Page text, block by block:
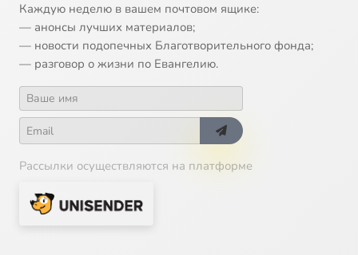
Каждую неделю в вашем почтовом ящике:
— анонсы лучших материалов;
— новости подопечных Благотворительного фонда;
— разговор о жизни по Евангелию.
Рассылки осуществляются на платформе